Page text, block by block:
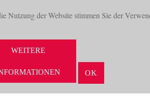
Nutzung der Website stimmen Sie der
WEITERE
OK